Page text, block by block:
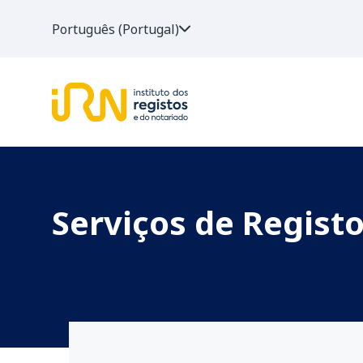
Português (Portugal)
Serviços de